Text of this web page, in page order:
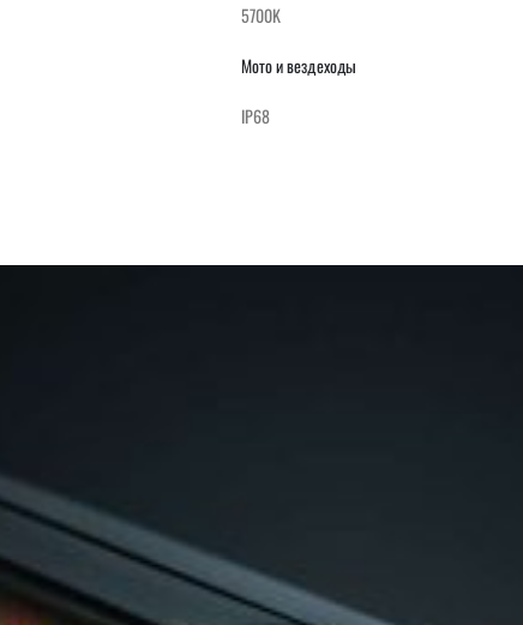
5700K
Мото и вездеходы
IP68